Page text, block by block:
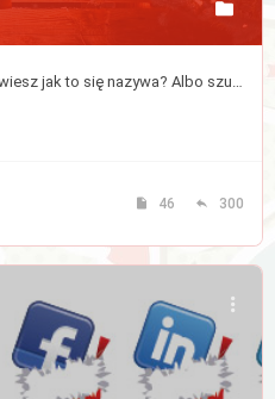
Masz coś na końcu języka, a nie wiesz jak to się nazywa? Albo szukasz czegoś, ale nie bardzo wiesz od czego zacząć? Napisz, a postaramy się pomóc.
46 300